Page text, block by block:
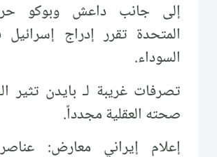
إلى جانب داعش وبوكو
المتحدة تقرر إدراج إسرائيل
السوداء.
تصرفات غريبة لـ بايدن تثير
صحته العقلية مجدداً.
إعلام إيراني معارض: